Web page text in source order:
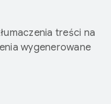
treści na
wygenerowane